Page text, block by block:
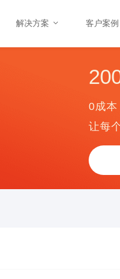
解决方案 客户案例
0成
让每